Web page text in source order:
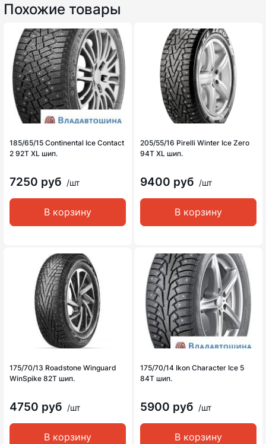
Похожие товары
185/65/15 Continental Ice Contact
2 92T XL шип.
7250 руб /шт
В корзину
205/55/16 Pirelli Winter Ice Zero
94T XL шип.
9400 руб /шт
В корзину
175/70/13 Roadstone Winguard
WinSpike 82T шип.
4750 руб /шт
В корзину
175/70/14 Ikon Character Ice 5
84T шип.
5900 руб /шт
В корзину